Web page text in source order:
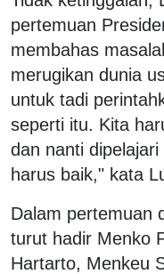
pertemuan
membahas
merugikan dunia
untuk tadi
seperti itu. Kita
dan nanti
harus baik," kata
Dalam pertemuan
turut hadir Menko
Hartarto, Menkeu